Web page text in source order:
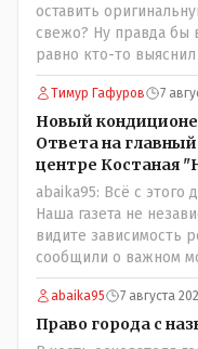
оставить
свежо? Ну правда бы
равно кто-то
установлены ПОСЛЕ
вариант не
истории?
заменили после
пустили журналистов
хорошо, смотрите,
Тимур Гафуров 7
Новый
Ответа на
центре Костаная
abaika95: Всё с этого
Наша газета не
видите зависимость
сообщили о важном
И редакция
исследованием на
Писать "как надо"
публиковать полную
abaika95 7 августа
Право города с